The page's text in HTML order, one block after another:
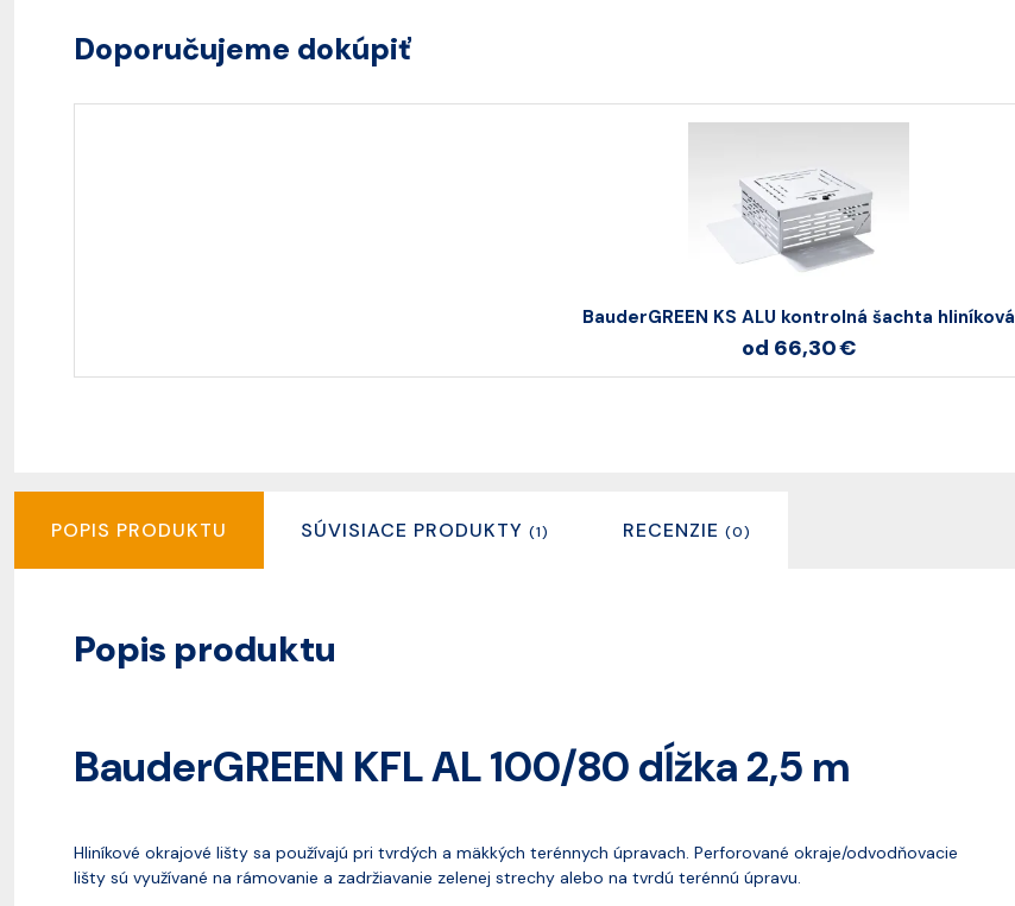
Doporučujeme dokúpiť
BauderGREEN KS ALU kontrolná šachta hliníková
od 66,30 €
POPIS PRODUKTU SÚVISIACE PRODUKTY (1) RECENZIE (0)
Popis produktu
BauderGREEN KFL AL 100/80 dĺžka 2,5 m
Hliníkové okrajové lišty sa používajú pri tvrdých a mäkkých terénnych úpravach. Perforované okraje/odvodňovacie
lišty sú využívané na rámovanie a zadržiavanie zelenej strechy alebo na tvrdú terénnú úpravu.